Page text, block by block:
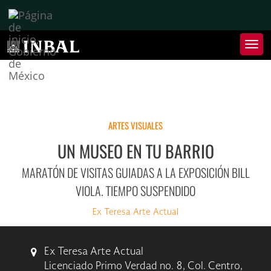
de
de
ARTES VISUALES
UN MUSEO EN TU BARRIO
MARATÓN DE VISITAS GUIADAS A LA EXPOSICIÓN BILL
VIOLA. TIEMPO SUSPENDIDO
Ex Teresa Arte Actual
Ex Teresa Arte Actual
Licenciado Primo Verdad no. 8, Col. Centro,